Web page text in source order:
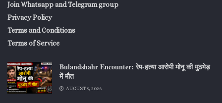
Join Whatsapp and Telegram group
Privacy Policy
Terms and Conditions
Terms of Service
Bulandshahr Encounter: रेप-हत्या आरोपी मोनू की मुठभेड़
में मौत
AUGUST 9, 2026